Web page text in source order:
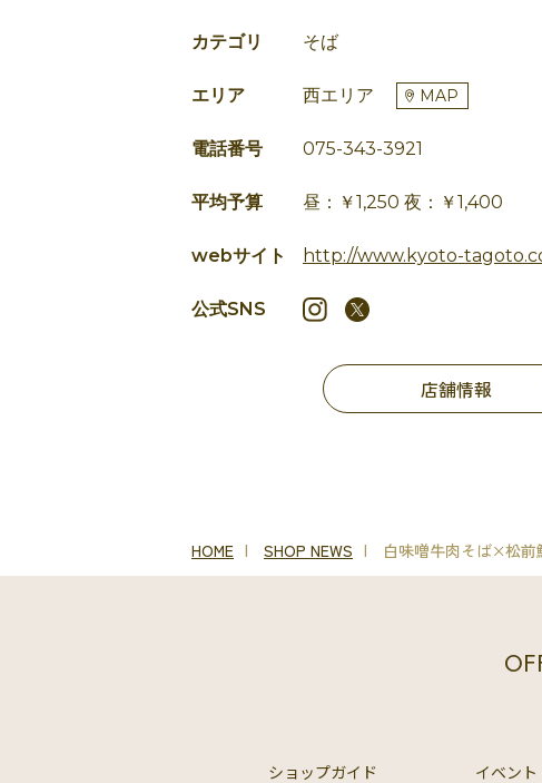
カテゴリ そば
エリア 西エリア MAP
電話番号 075-343-3921
平均予算 昼：￥1,250 夜：￥1,400
webサイト http://www.kyoto-
公式SNS
店舗情報
HOME SHOP NEWS 白味噌牛肉そば×松前
ショップガイド イベント